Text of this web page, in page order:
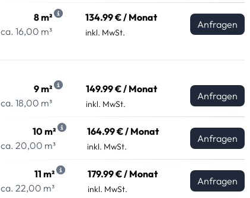
8 m²
ca. 16,00 m³
134.99 € / Monat
inkl. MwSt.
Anfragen
9 m²
ca. 18,00 m³
149.99 € / Monat
inkl. MwSt.
Anfragen
10 m²
ca. 20,00 m³
164.99 € / Monat
inkl. MwSt.
Anfragen
11 m²
ca. 22,00 m³
179.99 € / Monat
inkl. MwSt.
Anfragen